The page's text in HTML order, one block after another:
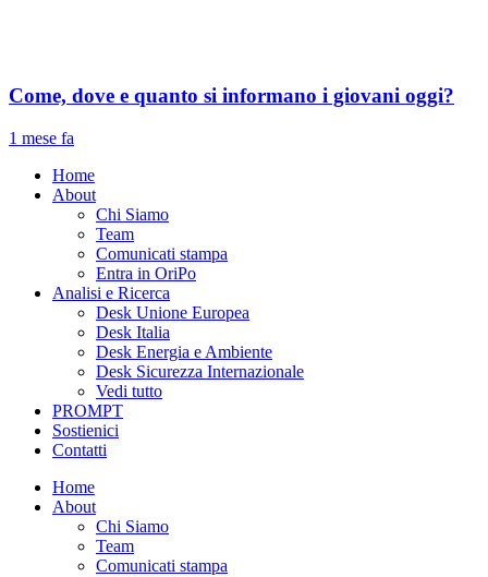
Come, dove e quanto si informano i giovani oggi?
1 mese fa
Home
About
Chi Siamo
Team
Comunicati stampa
Entra in OriPo
Analisi e Ricerca
Desk Unione Europea
Desk Italia
Desk Energia e Ambiente
Desk Sicurezza Internazionale
Vedi tutto
PROMPT
Sostienici
Contatti
Home
About
Chi Siamo
Team
Comunicati stampa